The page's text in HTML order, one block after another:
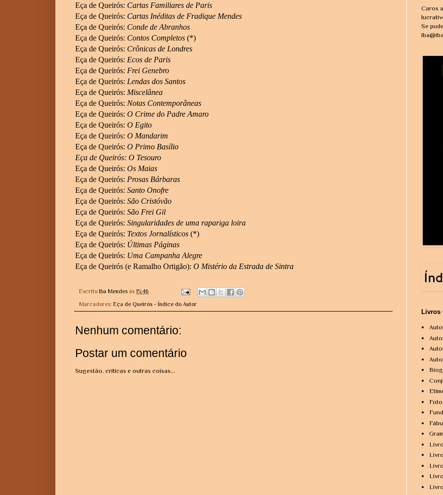
Eça de Queirós: Cartas Familiares de Paris
Eça de Queirós: Cartas Inéditas de Fradique Mendes
Eça de Queirós: Conde de Abranhos
Eça de Queirós: Contos Completos (*)
Eça de Queirós: Crônicas de Londres
Eça de Queirós: Ecos de Paris
Eça de Queirós: Frei Genebro
Eça de Queirós: Lendas dos Santos
Eça de Queirós: Miscelânea
Eça de Queirós: Notas Contemporâneas
Eça de Queirós: O Crime do Padre Amaro
Eça de Queirós: O Egito
Eça de Queirós: O Mandarim
Eça de Queirós: O Primo Basílio
Eça de Queirós: O Tesouro
Eça de Queirós: Os Maias
Eça de Queirós: Prosas Bárbaras
Eça de Queirós: Santo Onofre
Eça de Queirós: São Cristóvão
Eça de Queirós: São Frei Gil
Eça de Queirós: Singularidades de uma rapariga loira
Eça de Queirós: Textos Jornalísticos (*)
Eça de Queirós: Últimas Páginas
Eça de Queirós: Uma Campanha Alegre
Eça de Queirós (e Ramalho Ortigão): O Mistério da Estrada de Sintra
Escrito Iba Mendes às 15:46
Marcadores: Eça de Queirós - Índice do Autor
Nenhum comentário:
Postar um comentário
Sugestão, críticas e outras coisas...
Caros
Se
Livros